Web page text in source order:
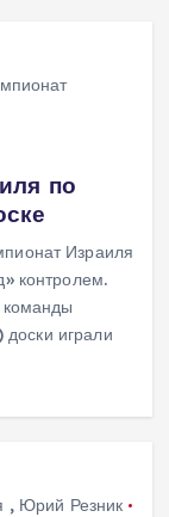
по
Израиля
контролем.
играли
, Юрий Резник